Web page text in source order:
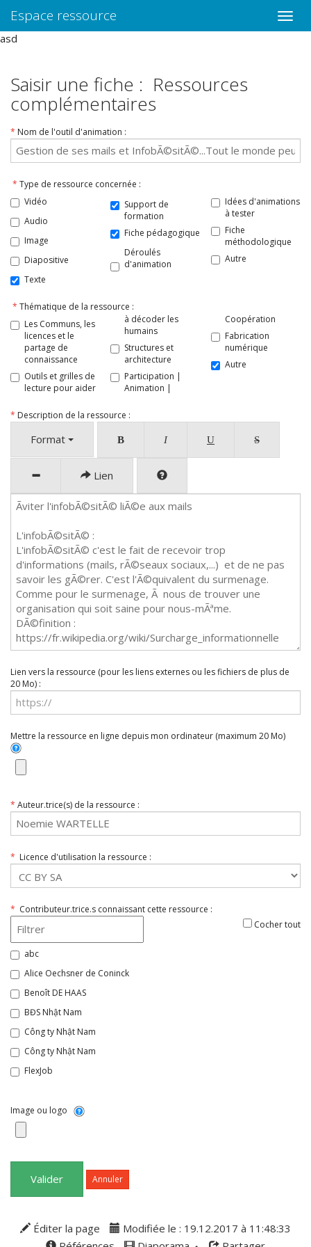
Toggle
Espace ressource
asd
Saisir une fiche : Ressources
complémentaires
* Nom de l'outil d'animation :
* Type de ressource concernée :
Vidéo
Audio
Image
Diapositive
Texte
Support de
formation
Fiche pédagogique
Déroulés
d'animation
Idées d'animations
à tester
Fiche
méthodologique
Autre
* Thématique de la ressource :
Les Communs, les
licences et le
partage de
connaissance
Outils et grilles de
lecture pour aider
à décoder les
humains
Structures et
architecture
Participation |
Animation |
Coopération
Fabrication
numérique
Autre
* Description de la ressource :
Format B I U S
Lien
Lien vers la ressource (pour les liens externes ou les fichiers de plus de
20 Mo) :
Mettre la ressource en ligne depuis mon ordinateur (maximum 20 Mo)
* Auteur.trice(s) de la ressource :
* Licence d'utilisation la ressource :
* Contributeur.trice.s connaissant cette ressource :
Cocher tout
abc
Alice Oechsner de Coninck
Benoît DE HAAS
BĐS Nhật Nam
Công ty Nhật Nam
Công ty Nhật Nam
FlexJob
Romain Lalande
thitruongbds247
Image ou logo
Valider Annuler
Éditer la page
Modifiée le : 19.12.2017 à 11:48:33